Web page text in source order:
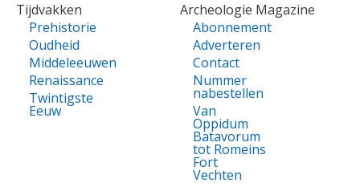
Tijdvakken
Prehistorie
Oudheid
Middeleeuwen
Renaissance
Twintigste
Eeuw
Archeologie Magazine
Abonnement
Adverteren
Contact
Nummer
nabestellen
Van
Oppidum
Batavorum
tot Romeins
Fort
Vechten